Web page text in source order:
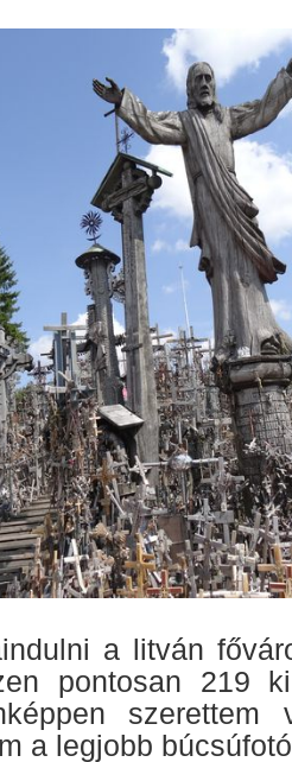
a litván
pontosan 219
a legjobb